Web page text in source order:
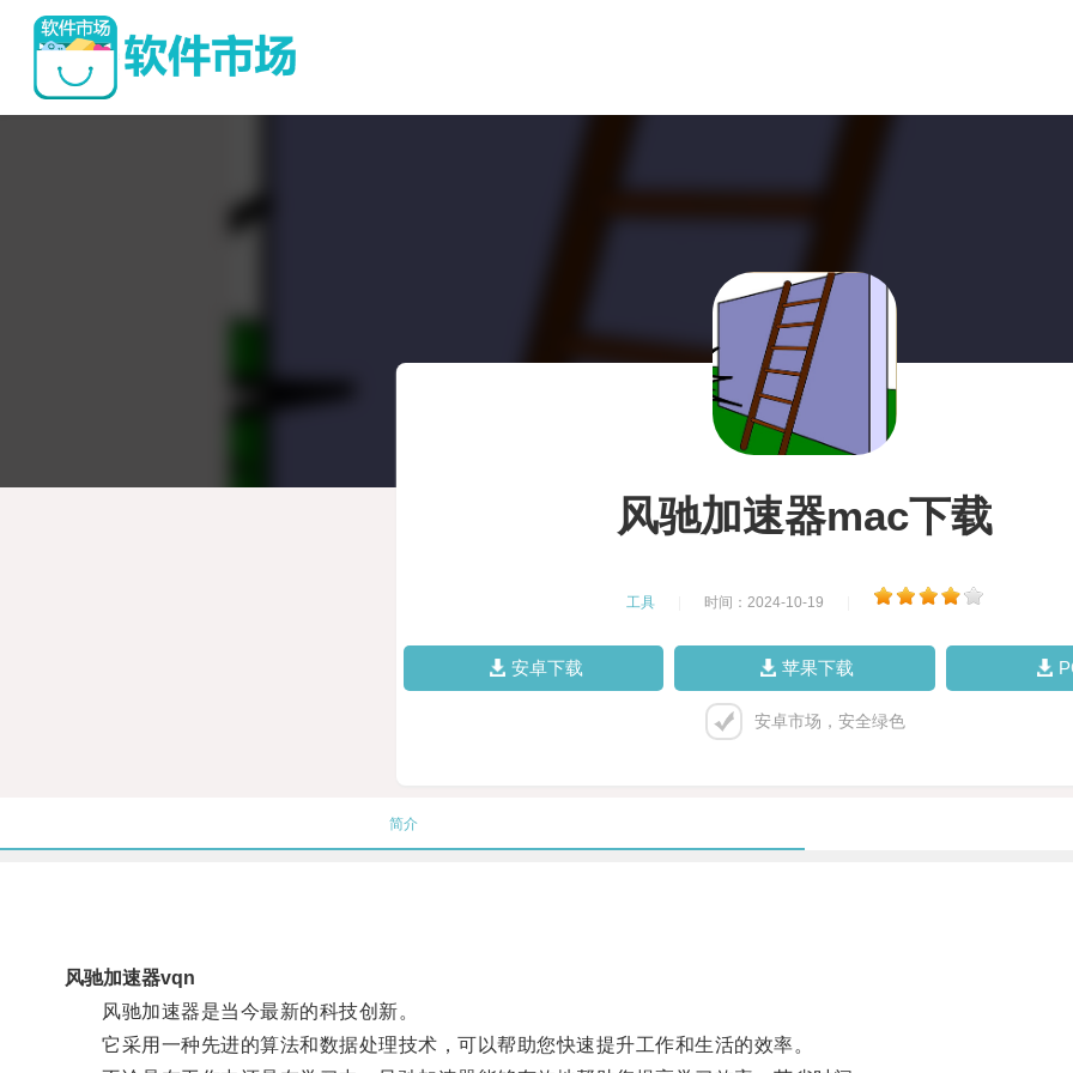
风驰加速器mac下载
工具 时间：2024-10-19
安卓下载 苹果下载
安卓市场，安全绿色
简介
风驰加速器vqn
风驰加速器是当今最新的科技创新。
它采用一种先进的算法和数据处理技术，可以帮助您快速提升工作和生活的效率。